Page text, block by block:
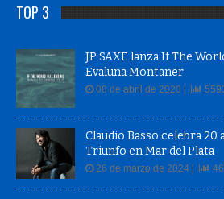
TOP 3
JP SAXE lanza If The
Evaluna Montaner
08 de abril de 2020 |
Claudio Basso celebra 20
Triunfo en Mar del Plata
26 de marzo de 2024 |